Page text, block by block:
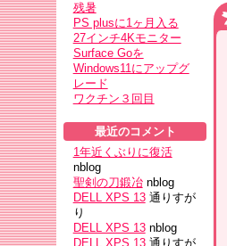
残暑
PS plusに1ヶ月入る
27インチ4Kモニター
Surface Goを
Windows11にアップグ
レード
ワクチン３回目
最近のコメント
1年近くぶりに復活
nblog
聖剣の刀鍛冶 nblog
DELL XPS 13 通りすが
り
DELL XPS 13 nblog
DELL XPS 13 通りすが